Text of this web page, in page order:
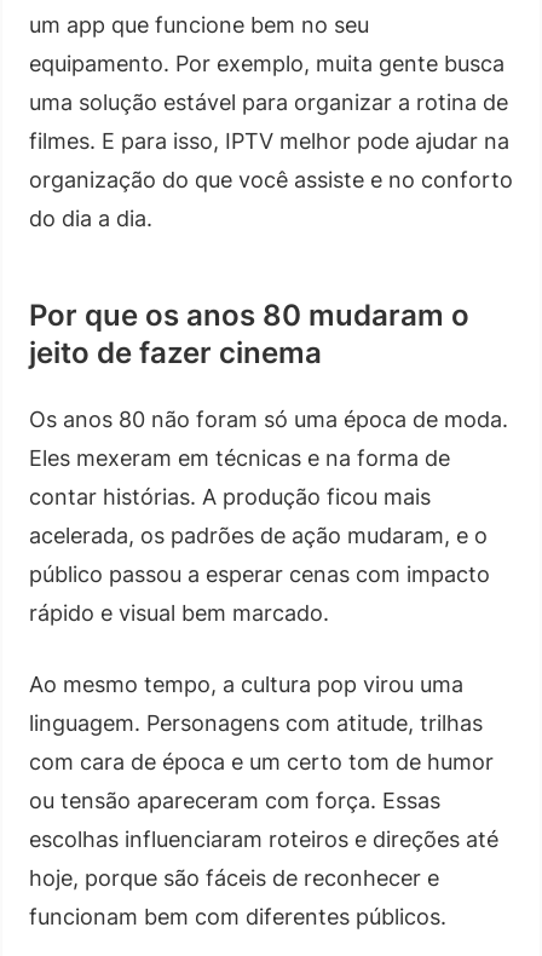
um app que funcione bem no seu
equipamento. Por exemplo, muita gente busca
uma solução estável para organizar a rotina de
filmes. E para isso, IPTV melhor pode ajudar na
organização do que você assiste e no conforto
do dia a dia.
Por que os anos 80 mudaram o
jeito de fazer cinema
Os anos 80 não foram só uma época de moda.
Eles mexeram em técnicas e na forma de
contar histórias. A produção ficou mais
acelerada, os padrões de ação mudaram, e o
público passou a esperar cenas com impacto
rápido e visual bem marcado.
Ao mesmo tempo, a cultura pop virou uma
linguagem. Personagens com atitude, trilhas
com cara de época e um certo tom de humor
ou tensão apareceram com força. Essas
escolhas influenciaram roteiros e direções até
hoje, porque são fáceis de reconhecer e
funcionam bem com diferentes públicos.